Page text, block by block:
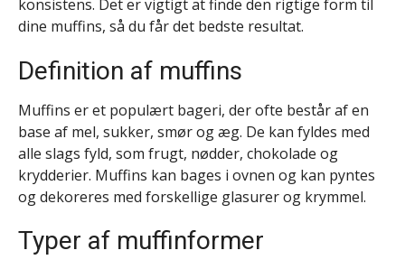
konsistens. Det er vigtigt at finde den rigtige form til
dine muffins, så du får det bedste resultat.
Definition af muffins
Muffins er et populært bageri, der ofte består af en
base af mel, sukker, smør og æg. De kan fyldes med
alle slags fyld, som frugt, nødder, chokolade og
krydderier. Muffins kan bages i ovnen og kan pyntes
og dekoreres med forskellige glasurer og krymmel.
Typer af muffinformer